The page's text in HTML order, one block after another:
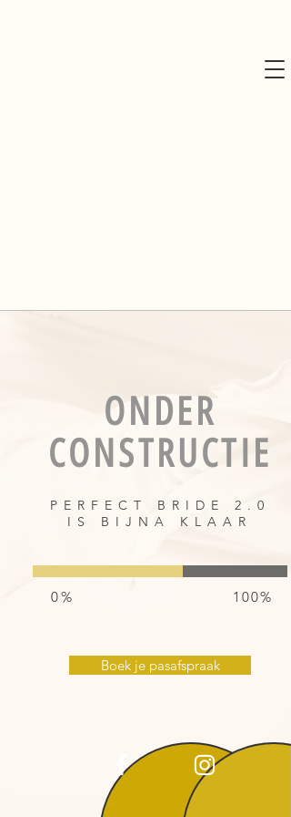
ONDER
CONSTRUCTIE
PERFECT BRIDE 2.0
IS BIJNA KLAAR
0% 100%
Boek je pasafspraak